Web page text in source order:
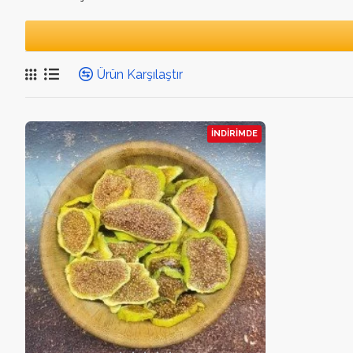
Ürün Karşılaştır
İNDIRIMDE